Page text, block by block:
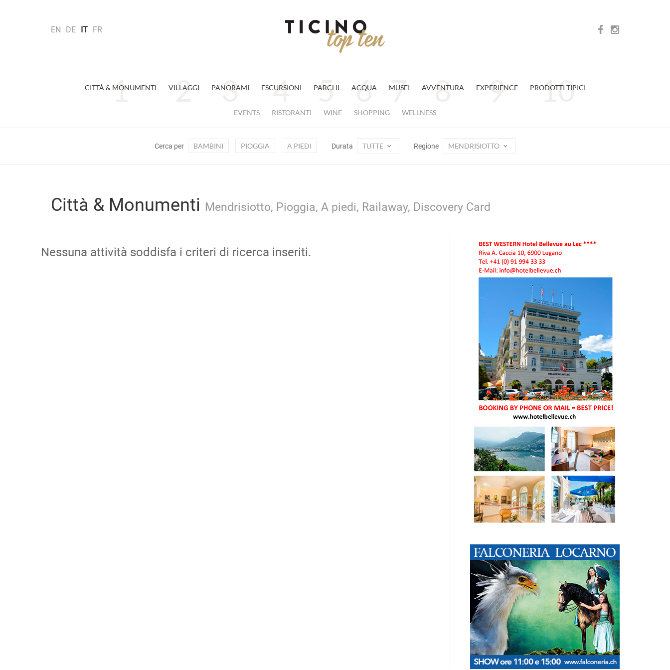
EN DE IT FR
CITTÀ & MONUMENTI VILLAGGI PANORAMI ESCURSIONI PARCHI ACQUA MUSEI AVVENTURA EXPERIENCE PRODOTTI TIPICI
EVENTS RISTORANTI WINE SHOPPING WELLNESS
Cerca per BAMBINI PIOGGIA A PIEDI Durata TUTTE Regione MENDRISIOTTO
Città & Monumenti Mendrisiotto, Pioggia, A piedi, Railaway, Discovery Card
Nessuna attività soddisfa i criteri di ricerca inseriti.